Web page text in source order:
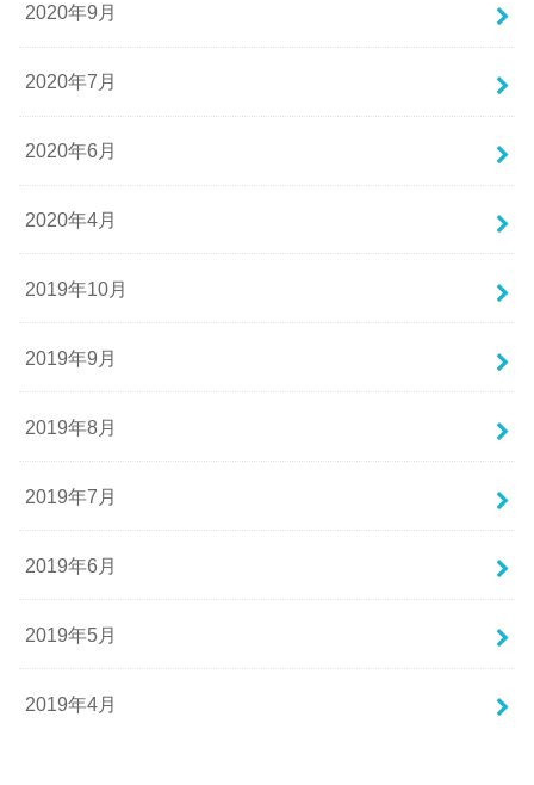
2020年9月
2020年7月
2020年6月
2020年4月
2019年10月
2019年9月
2019年8月
2019年7月
2019年6月
2019年5月
2019年4月